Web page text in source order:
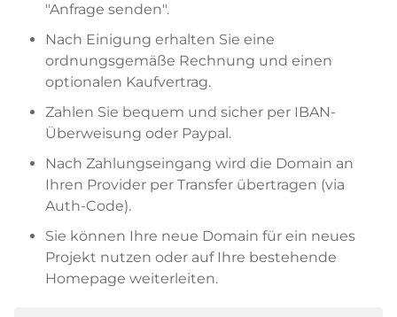
"Anfrage senden".
Nach Einigung erhalten Sie eine
ordnungsgemäße Rechnung und einen
optionalen Kaufvertrag.
Zahlen Sie bequem und sicher per IBAN-
Überweisung oder Paypal.
Nach Zahlungseingang wird die Domain an
Ihren Provider per Transfer übertragen (via
Auth-Code).
Sie können Ihre neue Domain für ein neues
Projekt nutzen oder auf Ihre bestehende
Homepage weiterleiten.